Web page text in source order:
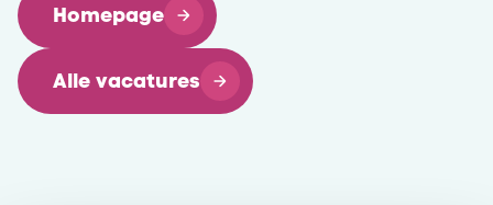
Homepage
Alle vacatures